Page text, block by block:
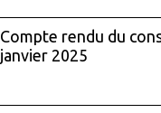
Compte rendu du
janvier 2025